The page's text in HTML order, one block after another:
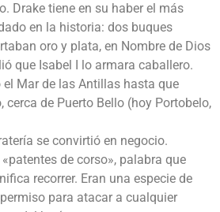
Drake tiene en su haber el más
en la historia: dos buques
oro y plata, en Nombre de Dios
que Isabel I lo armara caballero.
el Mar de las Antillas hasta que
cerca de Puerto Bello (hoy Portobelo,
se convirtió en negocio.
de corso», palabra que
recorrer. Eran una especie de
para atacar a cualquier